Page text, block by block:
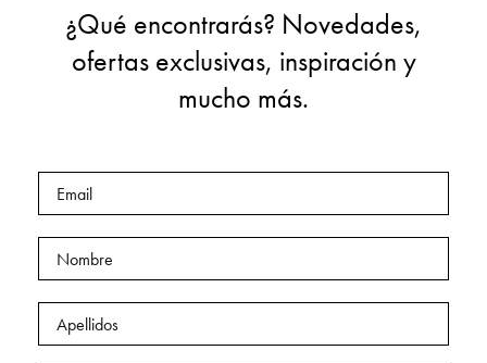
¿Qué encontrarás? Novedades,
ofertas exclusivas, inspiración y
mucho más.